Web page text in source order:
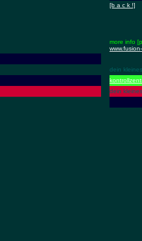
[b a c k !]
more info
dein
dein